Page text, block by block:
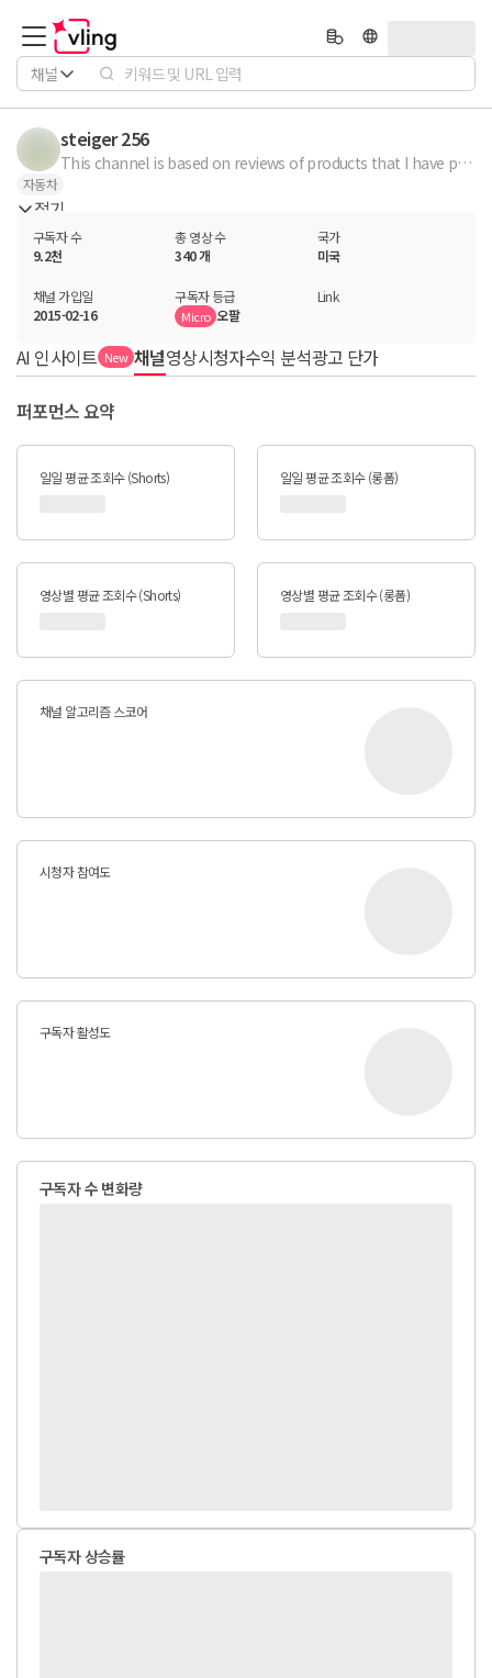
채널
steiger 256
This channel is based on reviews of products that I have purchased. It also contains lots of videos and footage of old and new tractors at work. There is some how to videos as well.
자동차
접기
구독자 수
9.2천
총 영상 수
340 개
국가
미국
채널 가입일
2015-02-16
구독자 등급
Micro 오팔
Link
AI 인사이트 New 채널영상시청자수익 분석광고 단가
퍼포먼스 요약
일일 평균 조회수 (Shorts) 일일 평균 조회수 (롱폼)
영상별 평균 조회수 (Shorts) 영상별 평균 조회수 (롱폼)
채널 알고리즘 스코어
시청자 참여도
구독자 활성도
구독자 수 변화량
구독자 상승률